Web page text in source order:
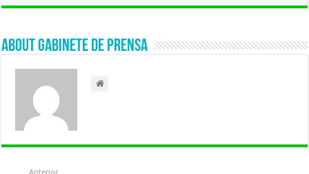
About Gabinete de Prensa
Anterior